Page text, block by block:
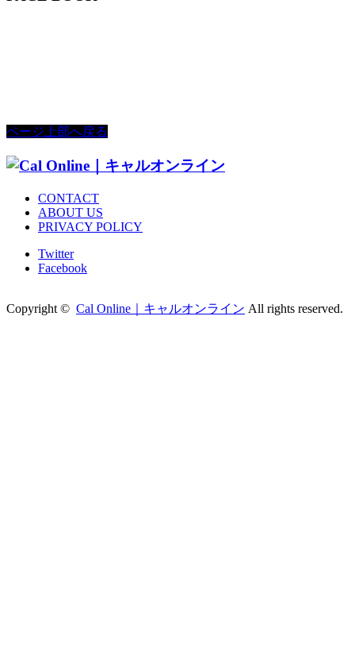
ページ上部へ戻る
CONTACT
ABOUT US
PRIVACY POLICY
Twitter
Facebook
Copyright © Cal Online｜キャルオンライン All rights reserved.